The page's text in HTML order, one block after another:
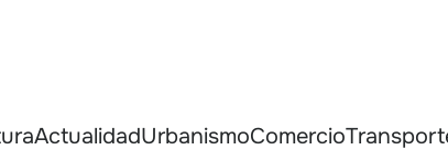
ActualidadUrbanismoComercio